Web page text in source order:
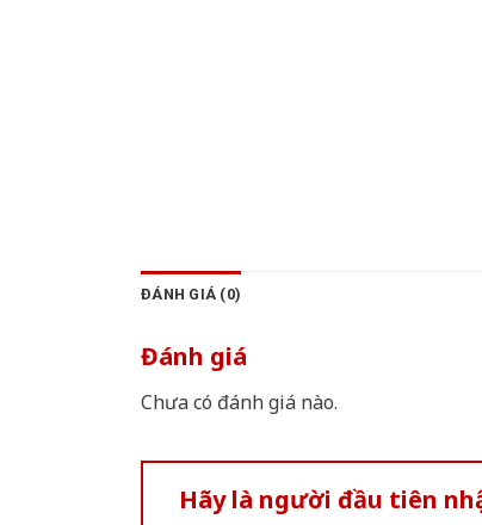
ĐÁNH GIÁ (0)
Đánh giá
Chưa có đánh giá nào.
Hãy là người đầu tiên